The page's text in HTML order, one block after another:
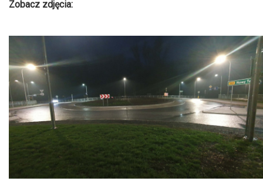
Zobacz zdjęcia: